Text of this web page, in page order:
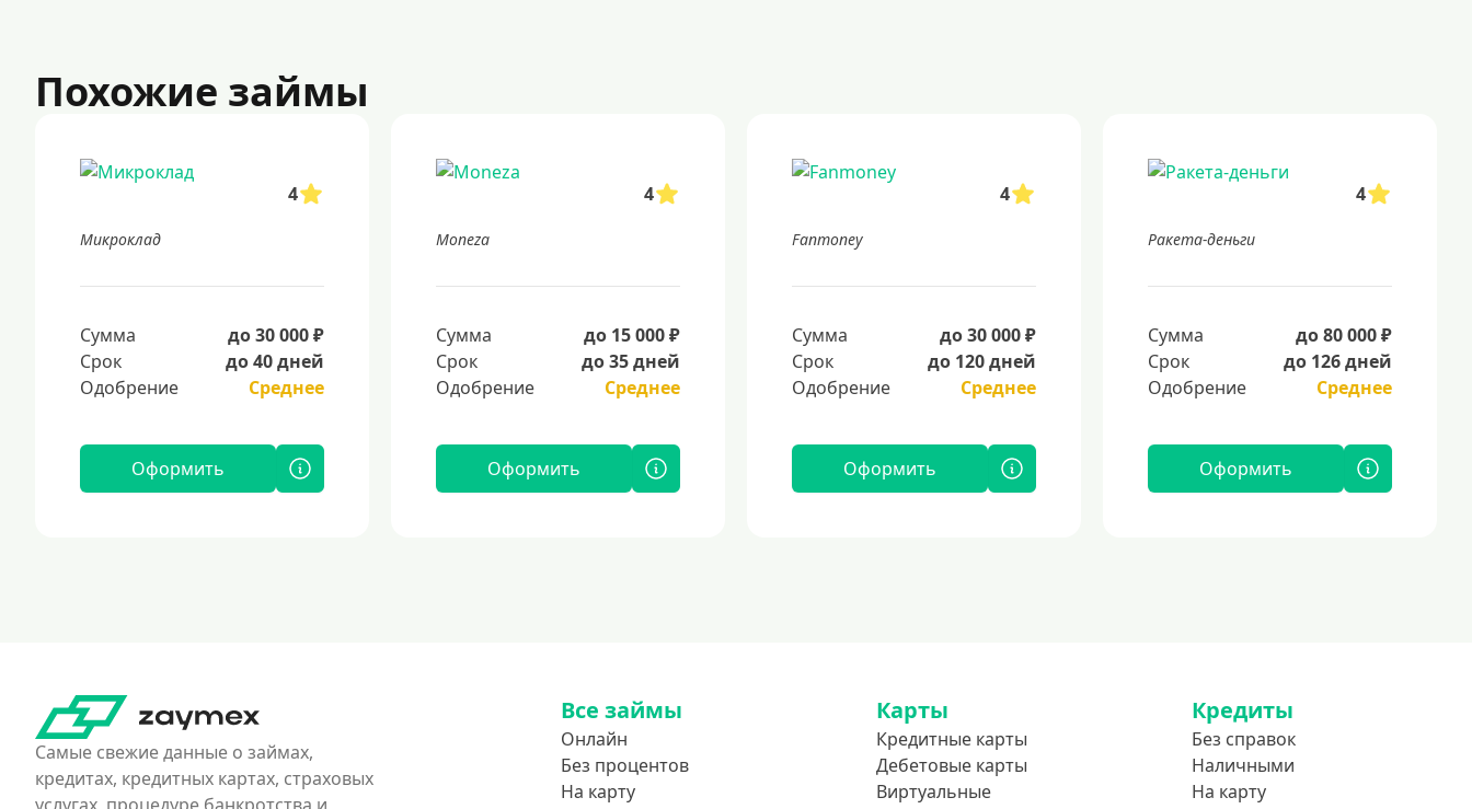
Похожие займы
4
Микроклад
Сумма
до 30 000 ₽
Срок
до 40 дней
Одобрение
Среднее
Оформить
4
Moneza
Сумма
до 15 000 ₽
Срок
до 35 дней
Одобрение
Среднее
Оформить
4
Fanmoney
Сумма
до 30 000 ₽
Срок
до 120 дней
Одобрение
Среднее
Оформить
4
Ракета-деньги
Сумма
до 80 000 ₽
Срок
до 126 дней
Одобрение
Среднее
Оформить
Самые свежие данные о займах,
кредитах, кредитных картах, страховых
Все займы
Онлайн
Без процентов
На карту
Карты
Кредитные карты
Дебетовые карты
Виртуальные
Кредиты
Без справок
Наличными
На карту